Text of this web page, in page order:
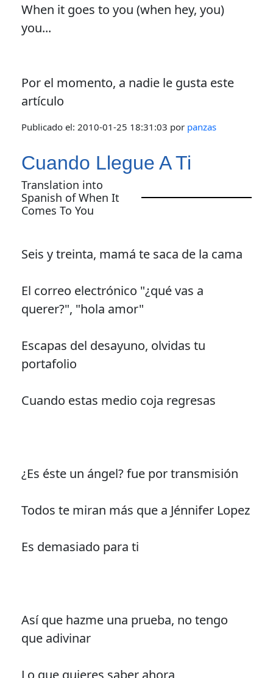
When it goes to you (when hey, you)
you...
Por el momento, a nadie le gusta este
artículo
Publicado el: 2010-01-25 18:31:03 por panzas
Cuando Llegue A Ti
Translation into
Spanish of When It
Comes To You
Seis y treinta, mamá te saca de la cama
El correo electrónico "¿qué vas a
querer?", "hola amor"
Escapas del desayuno, olvidas tu
portafolio
Cuando estas medio coja regresas
¿Es éste un ángel? fue por transmisión
Todos te miran más que a Jénnifer Lopez
Es demasiado para ti
Así que hazme una prueba, no tengo
que adivinar
Lo que quieres saber ahora